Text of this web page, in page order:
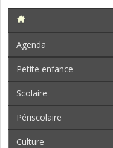
Agenda
Petite enfance
Scolaire
Périscolaire
Culture